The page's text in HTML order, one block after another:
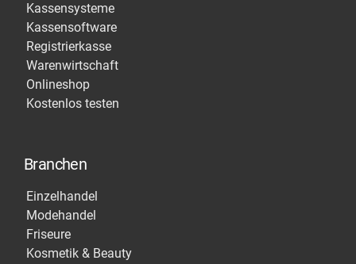
Kassensysteme
Kassensoftware
Registrierkasse
Warenwirtschaft
Onlineshop
Kostenlos testen
Branchen
Einzelhandel
Modehandel
Friseure
Kosmetik & Beauty